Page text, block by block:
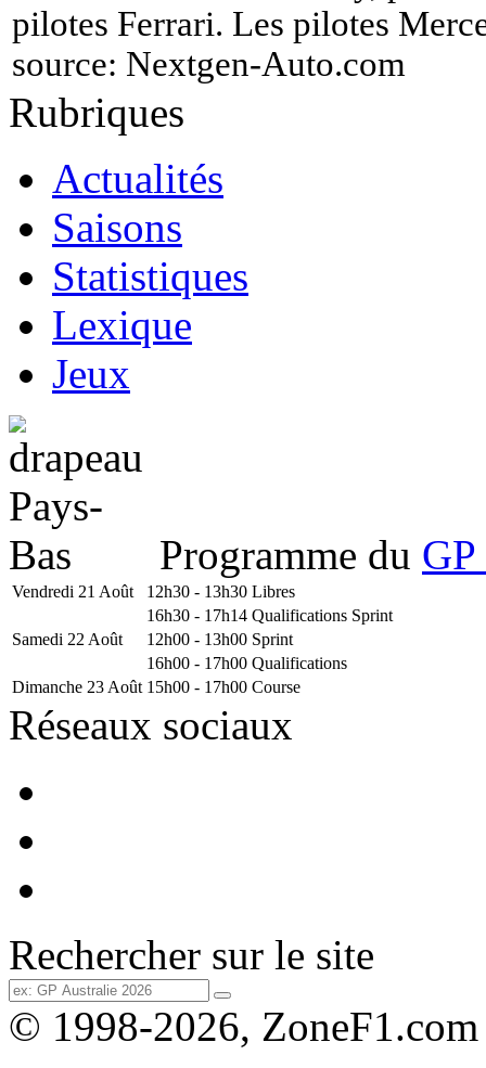
pilotes Ferrari. Les pilotes
source: Nextgen-Auto.com
Rubriques
Actualités
Saisons
Statistiques
Lexique
Jeux
Programme du
Vendredi 21 Août 12h30 - 13h30 Libres
16h30 - 17h14 Qualifications Sprint
Samedi 22 Août
12h00 - 13h00 Sprint
16h00 - 17h00 Qualifications
Dimanche 23 Août 15h00 - 17h00 Course
Réseaux sociaux
Rechercher sur le site
© 1998-2026, ZoneF1.com